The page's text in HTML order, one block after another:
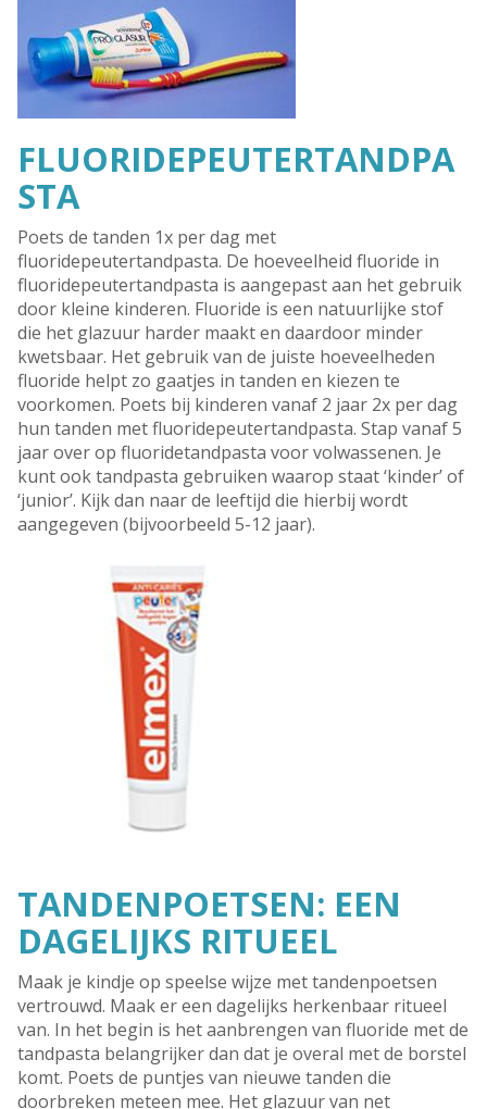
FLUORIDEPEUTERTANDPA
STA
Poets de tanden 1x per dag met
fluoridepeutertandpasta. De hoeveelheid fluoride in
fluoridepeutertandpasta is aangepast aan het gebruik
door kleine kinderen. Fluoride is een natuurlijke stof
die het glazuur harder maakt en daardoor minder
kwetsbaar. Het gebruik van de juiste hoeveelheden
fluoride helpt zo gaatjes in tanden en kiezen te
voorkomen. Poets bij kinderen vanaf 2 jaar 2x per dag
hun tanden met fluoridepeutertandpasta. Stap vanaf 5
jaar over op fluoridetandpasta voor volwassenen. Je
kunt ook tandpasta gebruiken waarop staat ‘kinder’ of
‘junior’. Kijk dan naar de leeftijd die hierbij wordt
aangegeven (bijvoorbeeld 5-12 jaar).
TANDENPOETSEN: EEN
DAGELIJKS RITUEEL
Maak je kindje op speelse wijze met tandenpoetsen
vertrouwd. Maak er een dagelijks herkenbaar ritueel
van. In het begin is het aanbrengen van fluoride met de
tandpasta belangrijker dan dat je overal met de borstel
komt. Poets de puntjes van nieuwe tanden die
doorbreken meteen mee. Het glazuur van net